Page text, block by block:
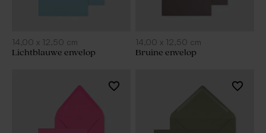
14,00 x 12,50 cm
Lichtblauwe envelop
14,00 x 12,50 cm
Bruine envelop